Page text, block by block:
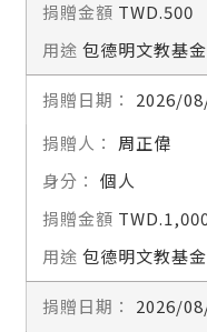
TWD.500
包德明文教基
2026/
周正偉
個人
包德明文教基
2026/